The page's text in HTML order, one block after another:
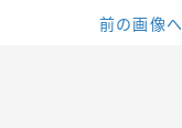
前の画像へ